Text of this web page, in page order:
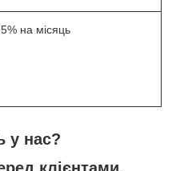
5% на місяць
у нас?